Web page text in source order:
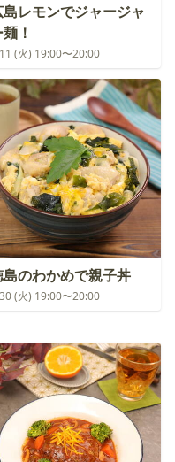
島レモンでジャージャ
！
(火) 19:00〜20:00
島のわかめで親子丼
(火) 19:00〜20:00